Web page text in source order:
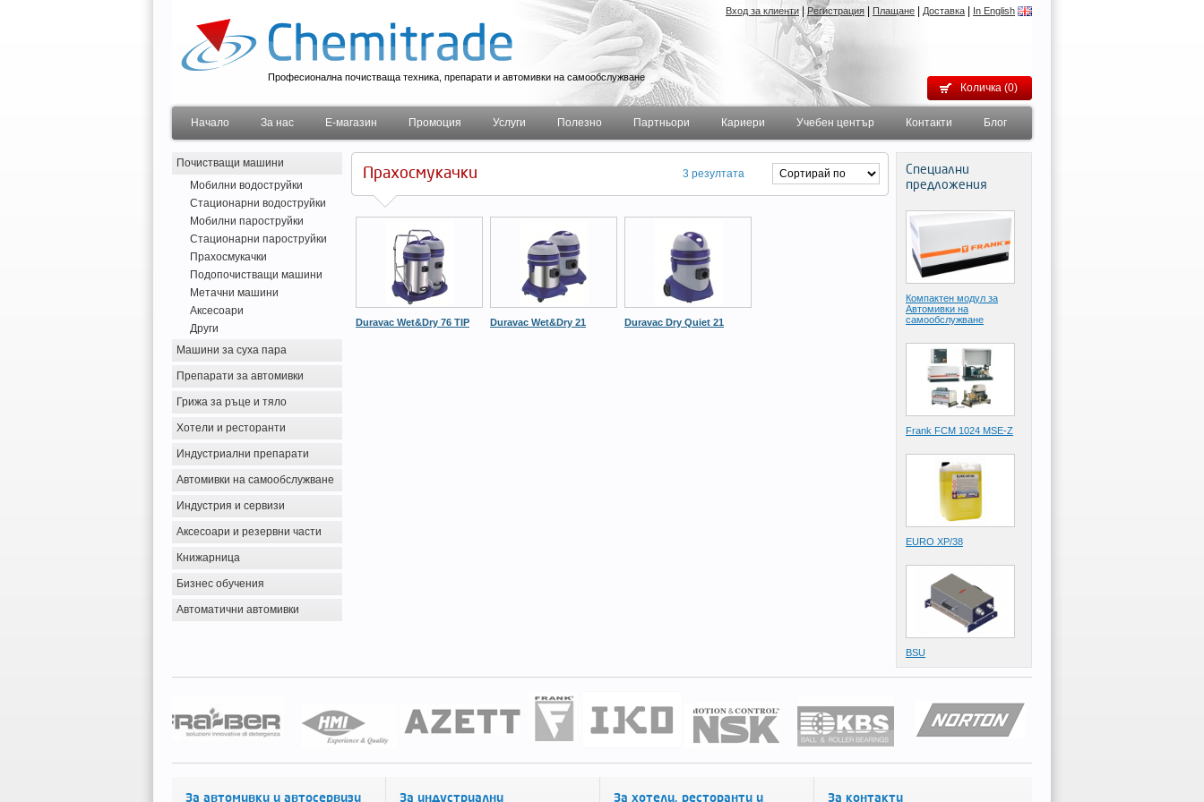
Професионална почистваща техника, препарати и автомивки на самообслужване
Вход за клиенти |Регистрация Плащане Доставка In English
Начало За нас Е-магазин Промоция Услуги Полезно Партньори Кариери Учебен център Контакти Блог
Количка (0)
Почистващи машини
Мобилни водоструйки
Стационарни водоструйки
Мобилни пароструйки
Стационарни пароструйки
Прахосмукачки
Подопочистващи машини
Метачни машини
Аксесоари
Други
Машини за суха пара
Препарати за автомивки
Грижа за ръце и тяло
Хотели и ресторанти
Индустриални препарати
Автомивки на самообслужване
Индустрия и сервизи
Аксесоари и резервни части
Книжарница
Бизнес обучения
Автоматични автомивки
Прахосмукачки 3 резултата
Duravac Wet&Dry 76 TIP Duravac Wet&Dry 21 Duravac Dry Quiet 21
Специални
предложения
Компактен модул за
Автомивки на
самообслужване
Frank FCМ 1024 MSE-Z
EURO XP/38
BSU
За автомивки и автосервизи За индустриални За хотели, ресторанти и За контакти